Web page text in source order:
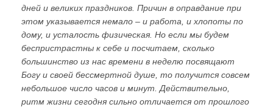
дней и великих праздников. Причин в оправдание при
этом указывается немало – и работа, и хлопоты по
дому, и усталость физическая. Но если мы будем
беспристрастны к себе и посчитаем, сколько
большинство из нас времени в неделю посвящают
Богу и своей бессмертной душе, то получится совсем
небольшое число часов и минут. Действительно,
ритм жизни сегодня сильно отличается от прошлого